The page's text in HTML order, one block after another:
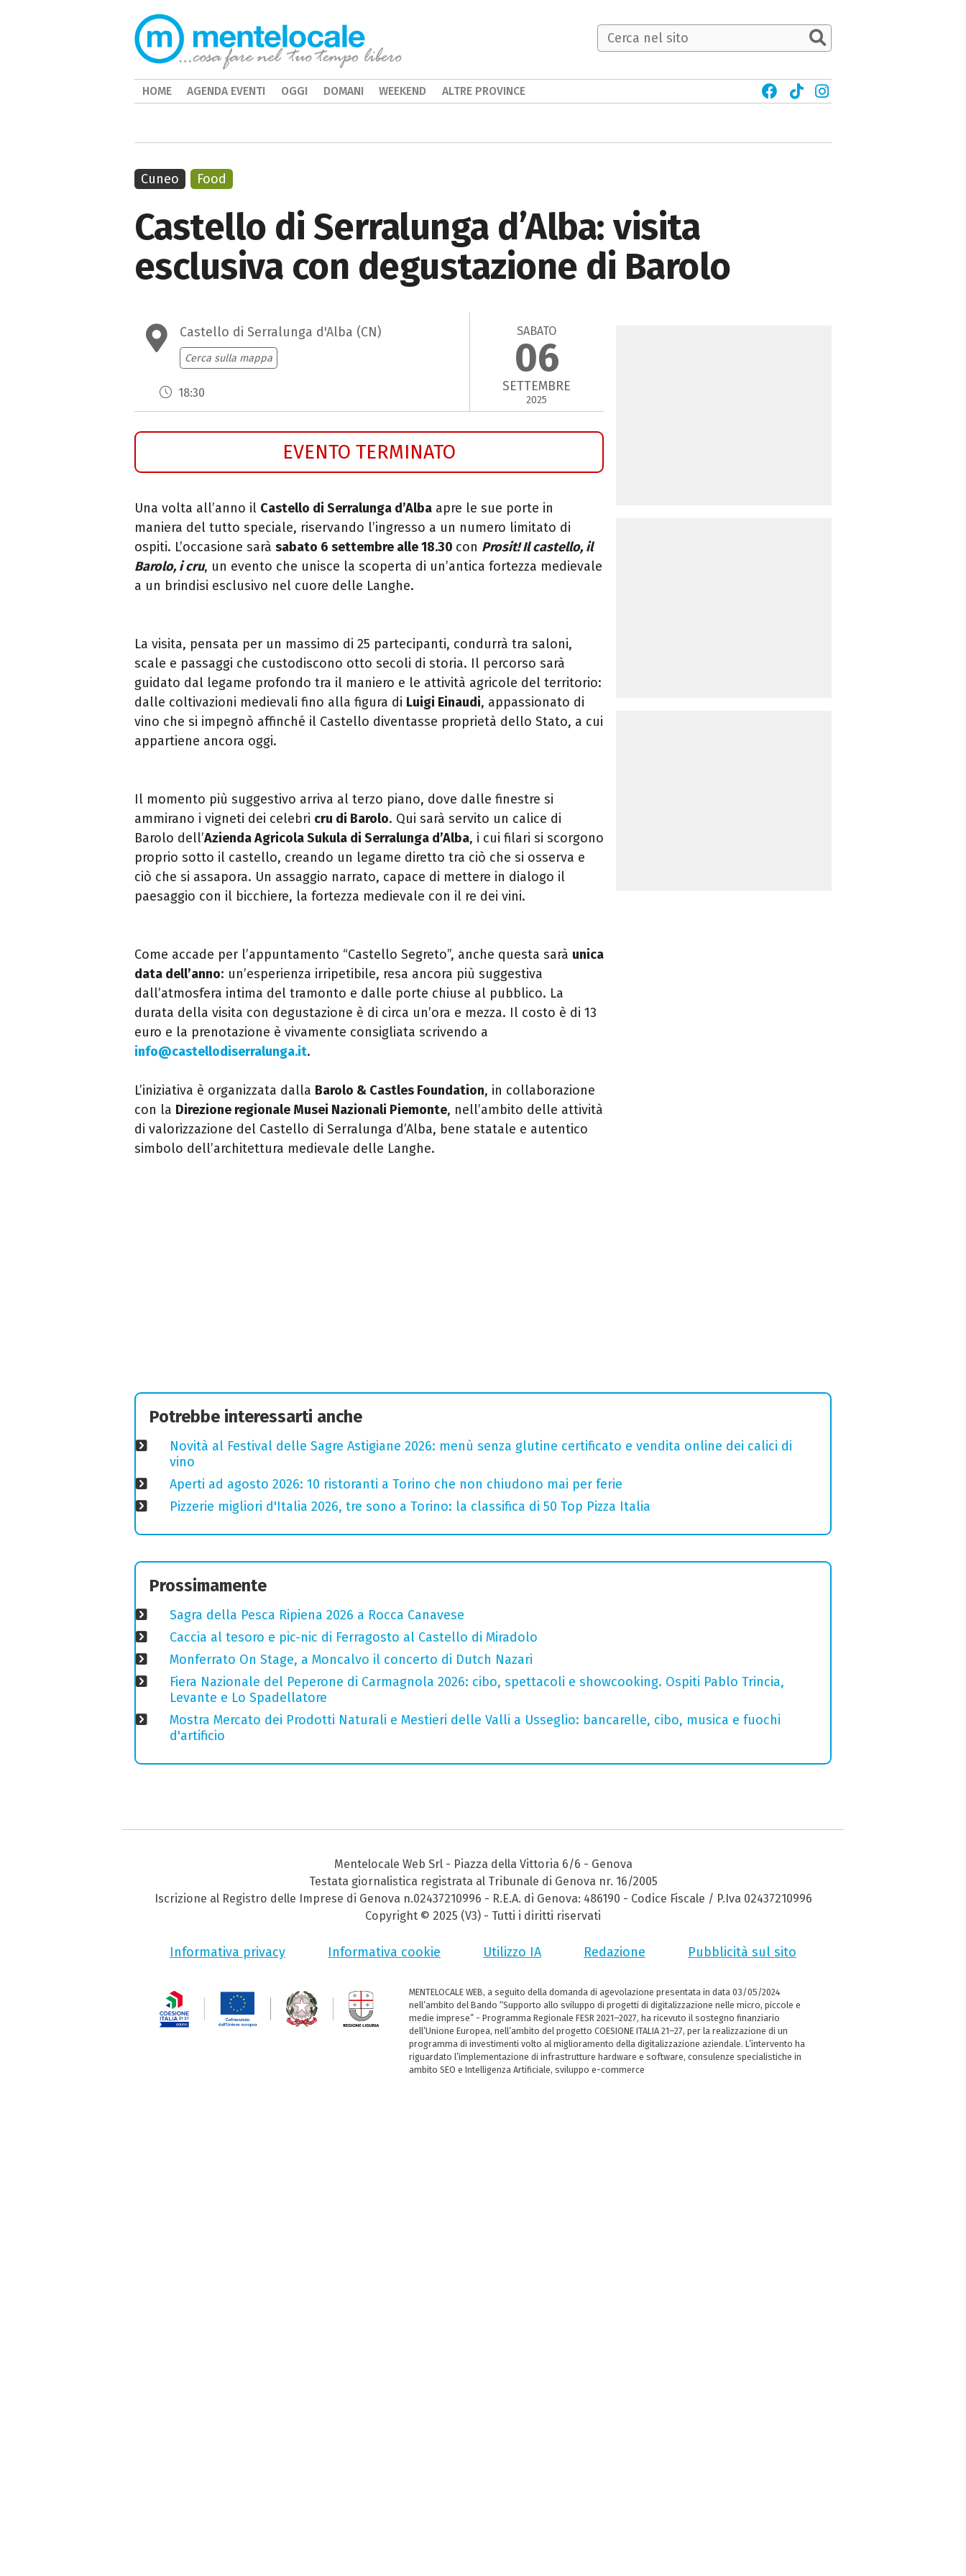
Castello di Serralunga d’Alba: visita
esclusiva con degustazione di Barolo
Castello di Serralunga d'Alba (CN)
Cerca sulla mappa
18:30
SABATO
06
SETTEMBRE
2025
EVENTO TERMINATO
Una volta all’anno il Castello di Serralunga d’Alba apre le sue porte in
maniera del tutto speciale, riservando l’ingresso a un numero limitato di
ospiti. L’occasione sarà sabato 6 settembre alle 18.30 con Prosit! Il castello, il
Barolo, i cru, un evento che unisce la scoperta di un’antica fortezza medievale
a un brindisi esclusivo nel cuore delle Langhe.
La visita, pensata per un massimo di 25 partecipanti, condurrà tra saloni,
scale e passaggi che custodiscono otto secoli di storia. Il percorso sarà
guidato dal legame profondo tra il maniero e le attività agricole del territorio:
dalle coltivazioni medievali fino alla figura di Luigi Einaudi, appassionato di
vino che si impegnò affinché il Castello diventasse proprietà dello Stato, a cui
appartiene ancora oggi.
Il momento più suggestivo arriva al terzo piano, dove dalle finestre si
ammirano i vigneti dei celebri cru di Barolo. Qui sarà servito un calice di
Barolo dell’Azienda Agricola Sukula di Serralunga d’Alba, i cui filari si scorgono
proprio sotto il castello, creando un legame diretto tra ciò che si osserva e
ciò che si assapora. Un assaggio narrato, capace di mettere in dialogo il
paesaggio con il bicchiere, la fortezza medievale con il re dei vini.
Come accade per l’appuntamento “Castello Segreto”, anche questa sarà unica
data dell’anno: un’esperienza irripetibile, resa ancora più suggestiva
dall’atmosfera intima del tramonto e dalle porte chiuse al pubblico. La
durata della visita con degustazione è di circa un’ora e mezza. Il costo è di 13
euro e la prenotazione è vivamente consigliata scrivendo a
info@castellodiserralunga.it.
L’iniziativa è organizzata dalla Barolo & Castles Foundation, in collaborazione
con la Direzione regionale Musei Nazionali Piemonte, nell’ambito delle attività
di valorizzazione del Castello di Serralunga d’Alba, bene statale e autentico
simbolo dell’architettura medievale delle Langhe.
Cuneo Food
Potrebbe interessarti anche
Novità al Festival delle Sagre Astigiane 2026: menù senza glutine certificato e vendita online dei calici di
vino
Aperti ad agosto 2026: 10 ristoranti a Torino che non chiudono mai per ferie
Pizzerie migliori d'Italia 2026, tre sono a Torino: la classifica di 50 Top Pizza Italia
Prossimamente
Sagra della Pesca Ripiena 2026 a Rocca Canavese
Caccia al tesoro e pic-nic di Ferragosto al Castello di Miradolo
Monferrato On Stage, a Moncalvo il concerto di Dutch Nazari
Fiera Nazionale del Peperone di Carmagnola 2026: cibo, spettacoli e showcooking. Ospiti Pablo Trincia,
Levante e Lo Spadellatore
Mostra Mercato dei Prodotti Naturali e Mestieri delle Valli a Usseglio: bancarelle, cibo, musica e fuochi
d'artificio
HOME AGENDA EVENTI OGGI DOMANI WEEKEND ALTRE PROVINCE
Mentelocale Web Srl - Piazza della Vittoria 6/6 - Genova
Testata giornalistica registrata al Tribunale di Genova nr. 16/2005
Iscrizione al Registro delle Imprese di Genova n.02437210996 - R.E.A. di Genova: 486190 - Codice Fiscale / P.Iva 02437210996
Copyright © 2025 (V3) - Tutti i diritti riservati
Informativa privacy Informativa cookie Utilizzo IA Redazione Pubblicità sul sito
MENTELOCALE WEB, a seguito della domanda di agevolazione presentata in data 03/05/2024
nell’ambito del Bando “Supporto allo sviluppo di progetti di digitalizzazione nelle micro, piccole e
medie imprese” - Programma Regionale FESR 2021–2027, ha ricevuto il sostegno finanziario
dell’Unione Europea, nell’ambito del progetto COESIONE ITALIA 21–27, per la realizzazione di un
programma di investimenti volto al miglioramento della digitalizzazione aziendale. L’intervento ha
riguardato l’implementazione di infrastrutture hardware e software, consulenze specialistiche in
ambito SEO e Intelligenza Artificiale, sviluppo e-commerce